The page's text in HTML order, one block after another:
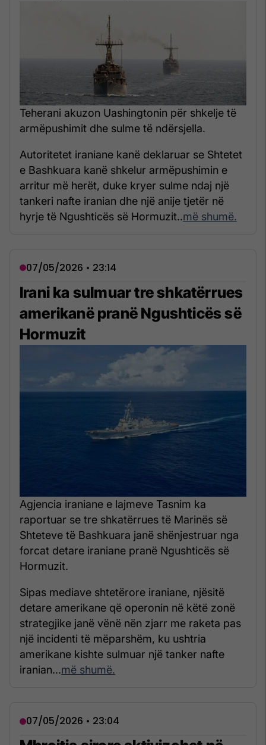
Teherani akuzon Uashingtonin për shkelje të
armëpushimit dhe sulme të ndërsjella.
Autoritetet iraniane kanë deklaruar se Shtetet
e Bashkuara kanë shkelur armëpushimin e
arritur më herët, duke kryer sulme ndaj një
tankeri nafte iranian dhe një anije tjetër në
hyrje të Ngushticës së Hormuzit..më shumë.
07/05/2026 • 23:14
Irani ka sulmuar tre shkatërrues
amerikanë pranë Ngushticës së
Hormuzit
Agjencia iraniane e lajmeve Tasnim ka
raportuar se tre shkatërrues të Marinës së
Shteteve të Bashkuara janë shënjestruar nga
forcat detare iraniane pranë Ngushticës së
Hormuzit.
Sipas mediave shtetërore iraniane, njësitë
detare amerikane që operonin në këtë zonë
strategjike janë vënë nën zjarr me raketa pas
një incidenti të mëparshëm, ku ushtria
amerikane kishte sulmuar një tanker nafte
iranian...më shumë.
07/05/2026 • 23:04